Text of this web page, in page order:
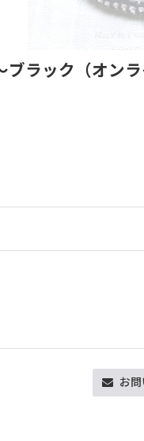
ラック（オンラ
お